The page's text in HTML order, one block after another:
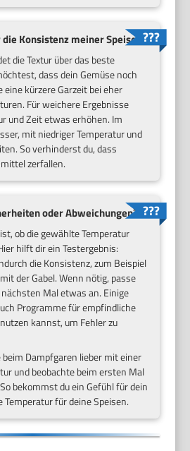
Konsistenz meiner Speise?
die Textur über das beste
dass dein Gemüse noch
kürzere Garzeit bei eher
Für weichere Ergebnisse
und Zeit etwas erhöhen. Im
mit niedriger Temperatur und
So verhinderst du, dass
zerfallen.
oder Abweichungen?
ob die gewählte Temperatur
hilft dir ein Testergebnis:
die Konsistenz, zum Beispiel
der Gabel. Wenn nötig, passe
Mal etwas an. Einige
Programme für empfindliche
kannst, um Fehler zu
beim Dampfgaren lieber mit einer
und beobachte beim ersten Mal
bekommst du ein Gefühl für dein
Temperatur für deine Speisen.